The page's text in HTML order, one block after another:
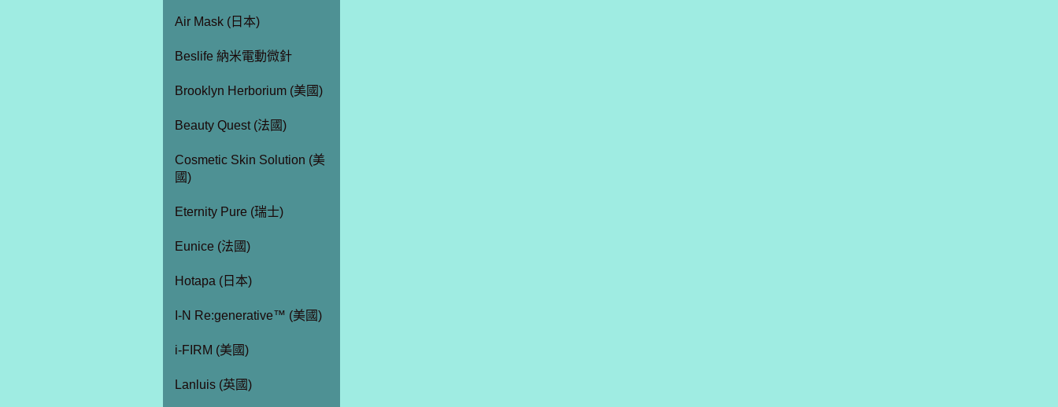
Air Mask (日本)
Beslife 納米電動微針
Brooklyn Herborium (美國)
Beauty Quest (法國)
Cosmetic Skin Solution (美
國)
Eternity Pure (瑞士)
Eunice (法國)
Hotapa (日本)
I-N Re:generative™ (美國)
i-FIRM (美國)
Lanluis (英國)